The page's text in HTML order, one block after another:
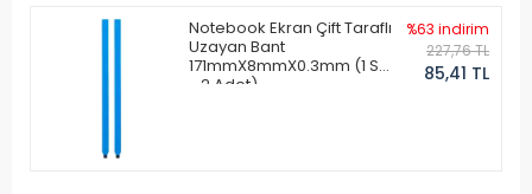
Notebook Ekran Çift Taraflı
Uzayan Bant
171mmX8mmX0.3mm (1 Set
- 2 Adet)
%63 indirim
227,76 TL
85,41 TL